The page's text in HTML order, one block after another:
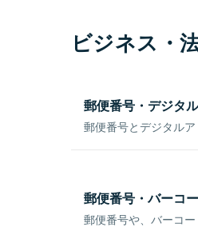
ビジネス・
郵便番号・デジタ
郵便番号とデジタル
郵便番号・バーコ
郵便番号や、バーコ